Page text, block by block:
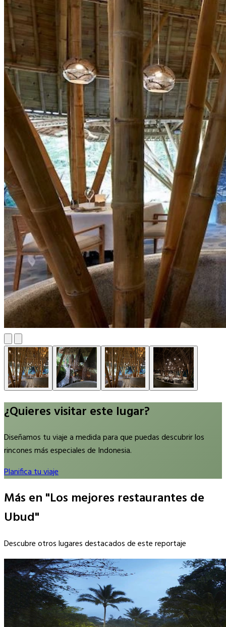
¿Quieres visitar este lugar?
Diseñamos tu viaje a medida para que puedas descubrir los
rincones más especiales de Indonesia.
Planifica tu viaje
Más en "Los mejores restaurantes de
Ubud"
Descubre otros lugares destacados de este reportaje